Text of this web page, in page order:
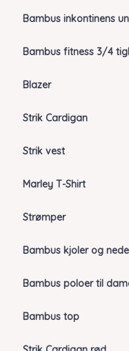
Bambus inkontinens
Bambus fitness 3/4
Blazer
Strik Cardigan
Strik vest
Marley T-Shirt
Strømper
Bambus kjoler og
Bambus poloer til
Bambus top